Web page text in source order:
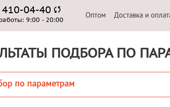
410-04-40
9:00 - 20:00
Оптом Доставка и
ПОДБОРА ПО
по параметрам